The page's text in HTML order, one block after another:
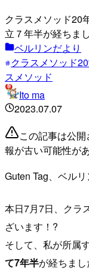
クラスメソッド20
立７年半が経ちま
ベルリンだより
クラスメソッド
スメソッド
Ito ma
2023.07.07
この記事は公
報が古い可能性が
Guten Tag、ベル
本日7月7日、クラ
ざいます！?
そして、私が所属
て7年半が経ちまし